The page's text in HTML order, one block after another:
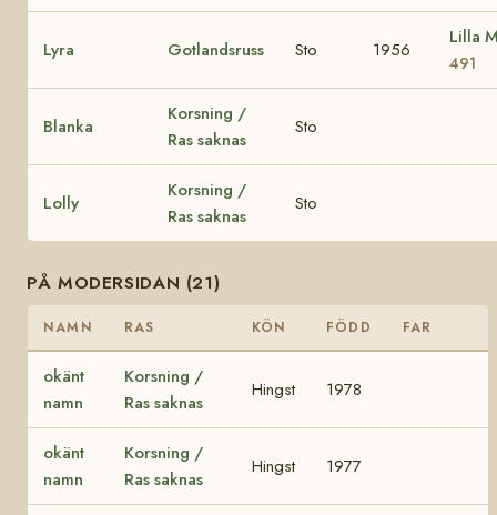
Lyra Gotlandsruss Sto 1956
Lilla
491
Blanka
Korsning /
Ras saknas
Sto
Lolly
Korsning /
Ras saknas
Sto
PÅ MODERSIDAN (21)
NAMN RAS KÖN FÖDD FAR
okänt
namn
Korsning /
Ras saknas
Hingst 1978
okänt
namn
Korsning /
Ras saknas
Hingst 1977